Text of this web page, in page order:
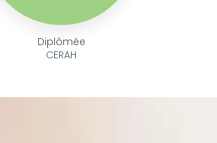
Diplômée
CERAH